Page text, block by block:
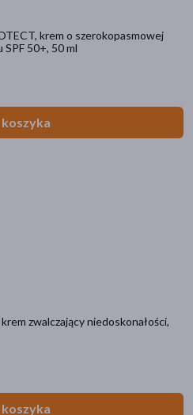
krem o szerokopasmowej
50+, 50 ml
koszyka
zwalczający niedoskonałości,
koszyka
50